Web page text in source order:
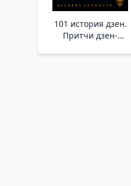
101 история дзен.
Притчи дзен-